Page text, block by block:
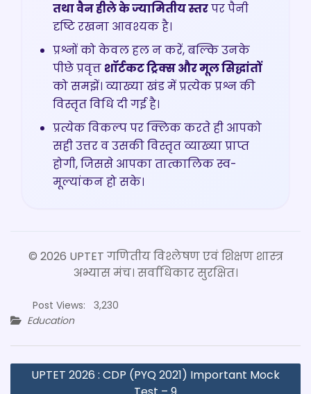
तथा वैन हीले के ज्यामितीय स्तरपर पैनी
दृष्टि रखना आवश्यक है।
प्रश्नों को केवल हल न करें, बल्कि उनके
पीछे प्रवृत्त शॉर्टकट ट्रिक्स और मूल सिद्धांतों
को समझें। व्याख्या खंड में प्रत्येक प्रश्न की
विस्तृत विधि दी गई है।
प्रत्येक विकल्प पर क्लिक करते ही आपको
सही उत्तर व उसकी विस्तृत व्याख्या प्राप्त
होगी, जिससे आपका तात्कालिक स्व-
मूल्यांकन हो सके।
© 2026 UPTET गणितीय विश्लेषण एवं शिक्षण शास्त्र
अभ्यास मंच। सर्वाधिकार सुरक्षित।
Post Views:
3,230
Education
Post
navigation
UPTET 2026 : CDP (PYQ 2021) Important Mock